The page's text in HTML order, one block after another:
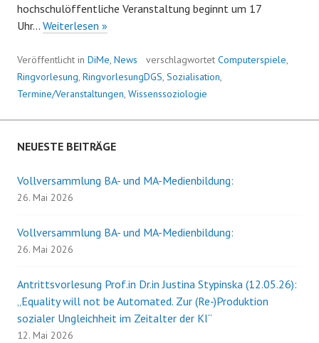
hochschulöffentliche Veranstaltung beginnt um 17
Uhr… Weiterlesen »
und
Mediensozialisation
–
Dr.
Kiefer
Veröffentlicht in DiMe, News verschlagwortet Computerspiele,
Ringvorlesung, RingvorlesungDGS, Sozialisation,
Termine/Veranstaltungen, Wissenssoziologie
NEUESTE BEITRÄGE
Vollversammlung BA- und MA-Medienbildung:
26. Mai 2026
Vollversammlung BA- und MA-Medienbildung:
26. Mai 2026
Antrittsvorlesung Prof.in Dr.in Justina Stypinska (12.05.26):
„Equality will not be Automated. Zur (Re-)Produktion
sozialer Ungleichheit im Zeitalter der KI“
12. Mai 2026